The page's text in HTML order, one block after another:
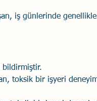
iş günlerinde
bildirmiştir.
toksik bir işyeri